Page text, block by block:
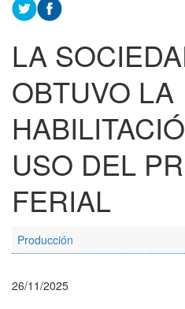
LA
OBTUVO LA
USO DEL
FERIAL
Producción
26/11/2025